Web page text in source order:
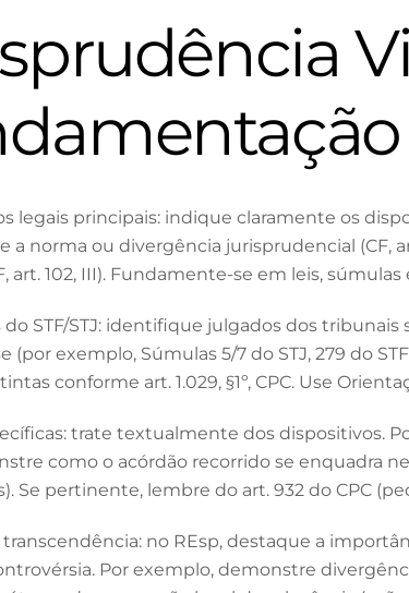
legais principais: indique claramente os
a norma ou divergência jurisprudencial (CF,
art. 102, III). Fundamente-se em leis,
do STF/STJ: identifique julgados dos
(por exemplo, Súmulas 5/7 do STJ, 279 do
conforme art. 1.029, §1º, CPC. Use
trate textualmente dos dispositivos.
como o acórdão recorrido se enquadra
Se pertinente, lembre do art. 932 do CPC
transcendência: no REsp, destaque a
Por exemplo, demonstre